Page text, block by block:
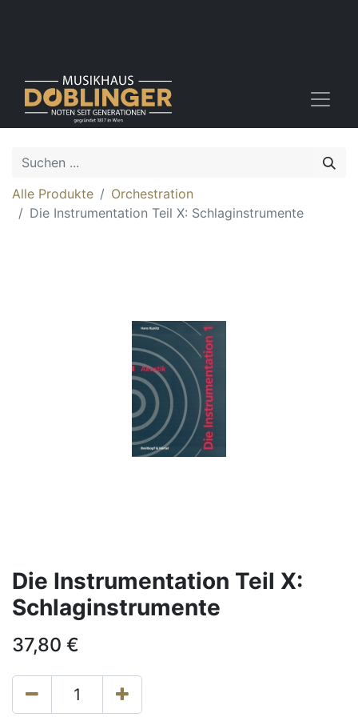
Alle Produkte
Orchestration
Die Instrumentation Teil X: Schlaginstrumente
Die Instrumentation Teil X:
Schlaginstrumente
37,80 €